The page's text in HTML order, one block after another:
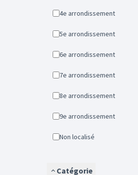
4e arrondissement
5e arrondissement
6e arrondissement
7e arrondissement
8e arrondissement
9e arrondissement
Non localisé
Catégorie